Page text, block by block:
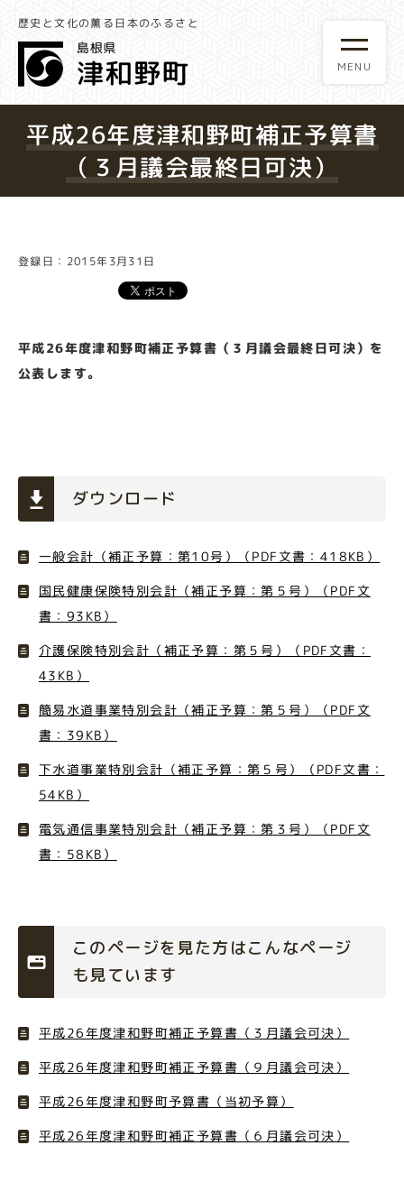
歴史と文化の薫る日本のふるさと
平成26年度津和野町補正予算書
（３月議会最終日可決）
登録日：2015年3月31日
平成26年度津和野町補正予算書（３月議会最終日可決）を
公表します。
ダウンロード
一般会計（補正予算：第10号）（PDF文書：418KB）
国民健康保険特別会計（補正予算：第５号）（PDF文
書：93KB）
介護保険特別会計（補正予算：第５号）（PDF文書：
43KB）
簡易水道事業特別会計（補正予算：第５号）（PDF文
書：39KB）
下水道事業特別会計（補正予算：第５号）（PDF文書：
54KB）
電気通信事業特別会計（補正予算：第３号）（PDF文
書：58KB）
このページを見た方はこんなページ
も見ています
平成26年度津和野町補正予算書（３月議会可決）
平成26年度津和野町補正予算書（９月議会可決）
平成26年度津和野町予算書（当初予算）
平成26年度津和野町補正予算書（６月議会可決）